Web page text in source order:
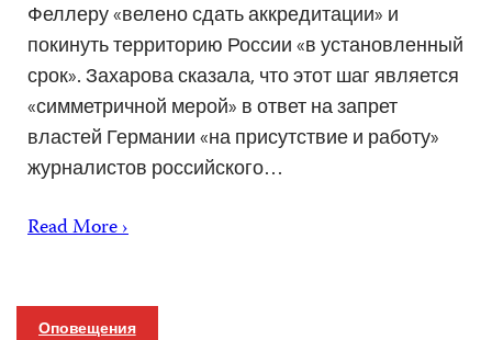
Феллеру «велено сдать аккредитации» и
покинуть территорию России «в установленный
срок». Захарова сказала, что этот шаг является
«симметричной мерой» в ответ на запрет
властей Германии «на присутствие и работу»
журналистов российского…
Read More ›
Оповещения